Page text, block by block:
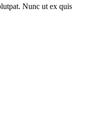
Nunc ut ex quis